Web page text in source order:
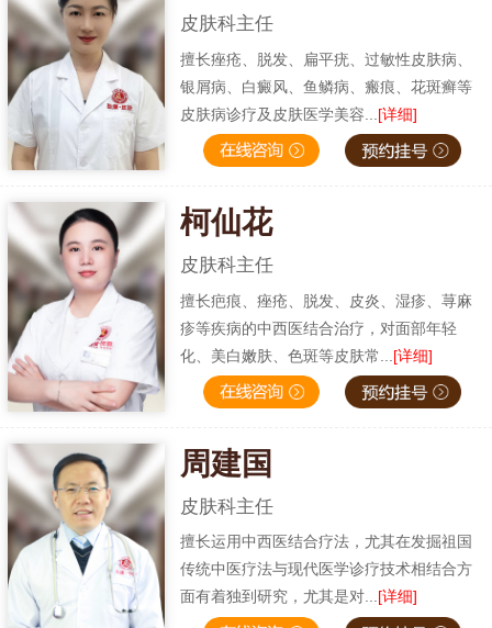
皮肤科主任
擅长痤疮、脱发、扁平疣、过敏性皮肤病、
银屑病、白癜风、鱼鳞病、瘢痕、花斑癣等
皮肤病诊疗及皮肤医学美容... [详细]
柯仙花
皮肤科主任
擅长疤痕、痤疮、脱发、皮炎、湿疹、荨麻
疹等疾病的中西医结合治疗，对面部年轻
化、美白嫩肤、色斑等皮肤常... [详细]
周建国
皮肤科主任
擅长运用中西医结合疗法，尤其在发掘祖国
传统中医疗法与现代医学诊疗技术相结合方
面有着独到研究，尤其是对...[详细]